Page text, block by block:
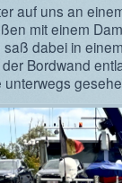
auf uns an
mit einem
saß dabei in
Bordwand